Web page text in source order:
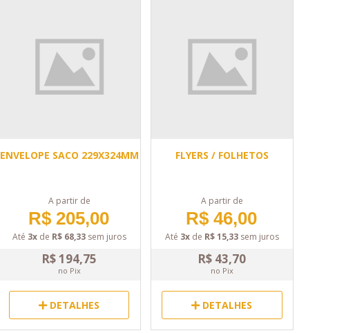
ENVELOPE SACO 229X324MM
A partir de
R$ 205,00
Até 3xde R$ 68,33sem juros
R$ 194,75
no Pix
DETALHES
FLYERS / FOLHETOS
A partir de
R$ 46,00
Até 3xde R$ 15,33sem juros
R$ 43,70
no Pix
DETALHES